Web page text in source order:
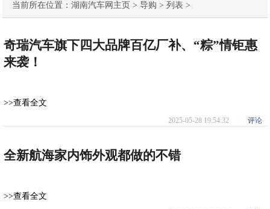
当前所在位置：湖南汽车网主页 >导购 > 列表 >
奇瑞汽车旗下四大品牌百亿厂补、“粽”情钜惠
来袭！
>>查看全文
2025-05-28 19:54:32 评论
全新航海家内饰外观都做的不错
>>查看全文